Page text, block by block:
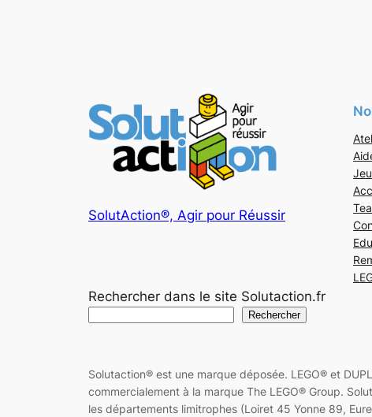
SolutAction®, Agir pour Réussir
Rechercher dans le site Solutaction.fr
Rechercher
Solutaction® est une marque déposée. LEGO® et
commercialement à la marque The LEGO® Group.
les départements limitrophes (Loiret 45 Yonne 89,